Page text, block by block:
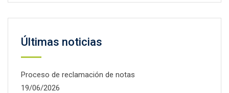
Últimas noticias
Proceso de reclamación de notas
19/06/2026